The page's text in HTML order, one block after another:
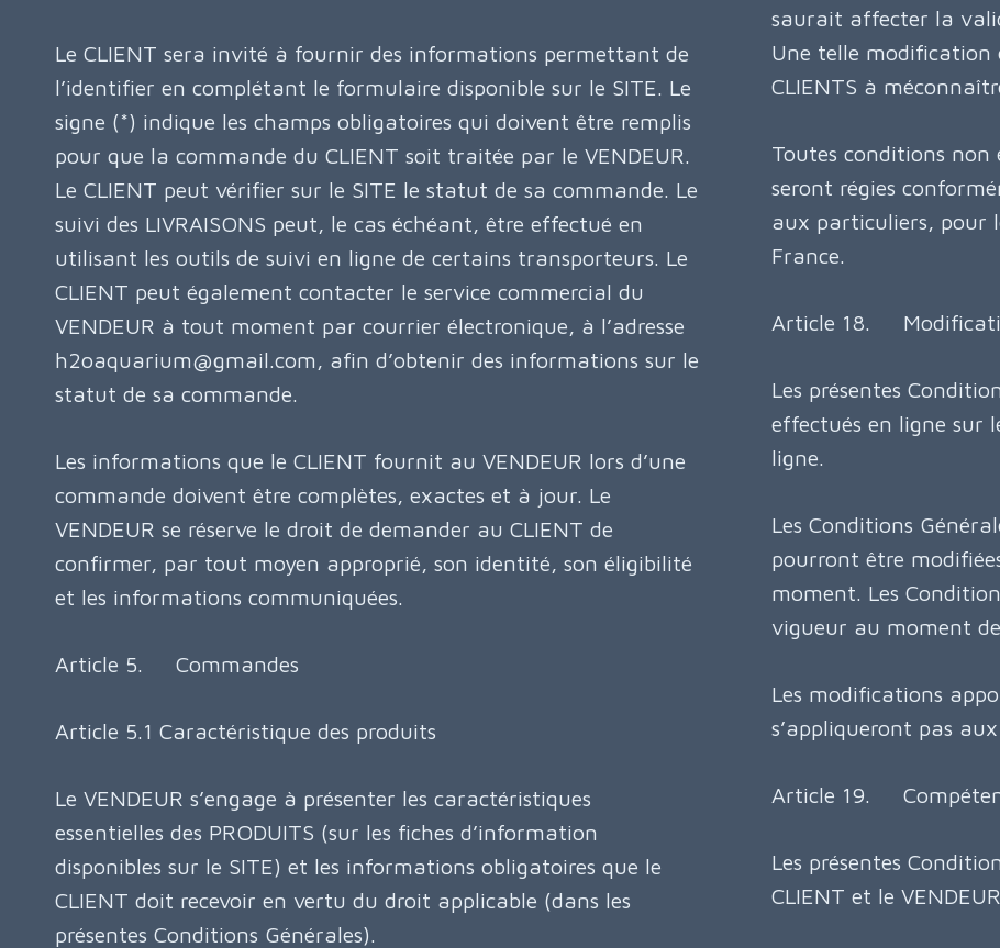
Le CLIENT sera invité à fournir des informations permettant de
l’identifier en complétant le formulaire disponible sur le SITE. Le
signe (*) indique les champs obligatoires qui doivent être remplis
pour que la commande du CLIENT soit traitée par le VENDEUR.
Le CLIENT peut vérifier sur le SITE le statut de sa commande. Le
suivi des LIVRAISONS peut, le cas échéant, être effectué en
utilisant les outils de suivi en ligne de certains transporteurs. Le
CLIENT peut également contacter le service commercial du
VENDEUR à tout moment par courrier électronique, à l’adresse
h2oaquarium@gmail.com, afin d’obtenir des informations sur le
statut de sa commande.
Les informations que le CLIENT fournit au VENDEUR lors d’une
commande doivent être complètes, exactes et à jour. Le
VENDEUR se réserve le droit de demander au CLIENT de
confirmer, par tout moyen approprié, son identité, son éligibilité
et les informations communiquées.
Article 5. Commandes
Article 5.1 Caractéristique des produits
Le VENDEUR s’engage à présenter les caractéristiques
essentielles des PRODUITS (sur les fiches d’information
disponibles sur le SITE) et les informations obligatoires que le
CLIENT doit recevoir en vertu du droit applicable (dans les
présentes Conditions Générales).
saurait affecter la
Une telle modification
CLIENTS à
Toutes conditions non
seront régies
aux particuliers, pour
France.
Article 18.
Les présentes
effectués en ligne sur
ligne.
Les Conditions
pourront être
moment. Les
vigueur au moment
Les modifications
s’appliqueront pas
Article 19.
Les présentes
CLIENT et le